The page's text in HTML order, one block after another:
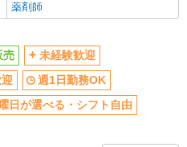
薬剤師
売
未経験歓迎
週1日勤務OK
日が選べる・シフト自由